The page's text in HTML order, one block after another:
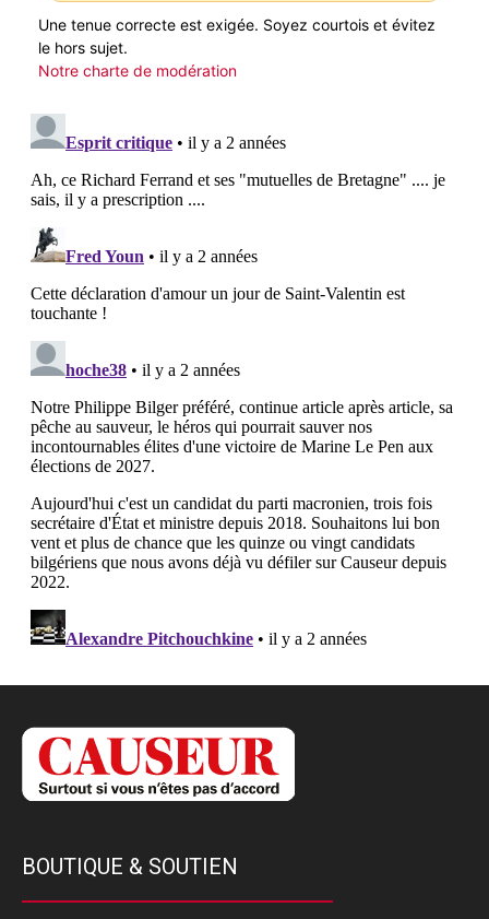
Une tenue correcte est exigée. Soyez courtois et évitez
le hors sujet.
Notre charte de modération
BOUTIQUE & SOUTIEN